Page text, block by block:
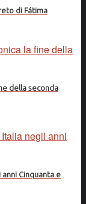
di Fátima
della seconda
Cinquanta e